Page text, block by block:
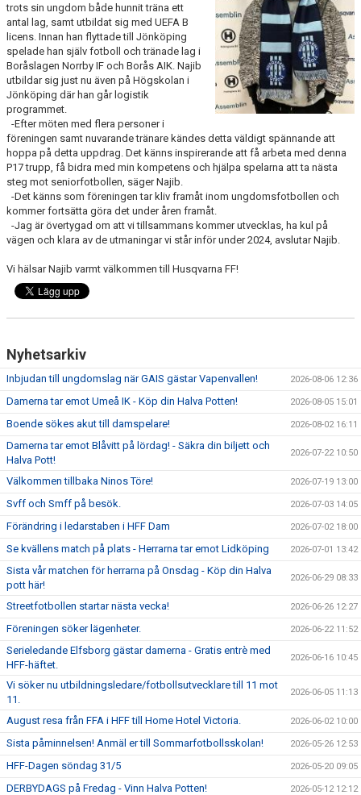
FÖRENINGENS MATCHER
SPONSORER
INTERSPORT
ISSA ISKANDERS MINNESFOND
BOKA DIN HEMMAVINSTLOTT SMIDIGT HÄR
BÖRJA SPELA FOTBOLL I HUSQVARNA FF
BLÅ TRÅDEN
"VAPENDRAGARE 2026"
trots sin ungdom både hunnit träna ett
antal lag, samt utbildat sig med UEFA B
licens. Innan han flyttade till Jönköping
spelade han själv fotboll och tränade lag i
Boråslagen Norrby IF och Borås AIK. Najib
utbildar sig just nu även på Högskolan i
Jönköping där han går logistik
programmet.
-Efter möten med flera personer i
föreningen samt nuvarande tränare kändes detta väldigt spännande att
hoppa på detta uppdrag. Det känns inspirerande att få arbeta med denna
P17 trupp, få bidra med min kompetens och hjälpa spelarna att ta nästa
steg mot seniorfotbollen, säger Najib.
-Det känns som föreningen tar kliv framåt inom ungdomsfotbollen och
kommer fortsätta göra det under åren framåt.
-Jag är övertygad om att vi tillsammans kommer utvecklas, ha kul på
vägen och klara av de utmaningar vi står inför under 2024, avslutar Najib.
Vi hälsar Najib varmt välkommen till Husqvarna FF!
Nyhetsarkiv
Inbjudan till ungdomslag när GAIS gästar Vapenvallen! 2026-08-06 12:36
Damerna tar emot Umeå IK - Köp din Halva Potten! 2026-08-05 15:01
Boende sökes akut till damspelare! 2026-08-02 16:11
Damerna tar emot Blåvitt på lördag! - Säkra din biljett och
Halva Pott!
2026-07-22 10:50
Välkommen tillbaka Ninos Töre! 2026-07-19 13:00
Svff och Smff på besök. 2026-07-03 14:05
Förändring i ledarstaben i HFF Dam 2026-07-02 18:00
Se kvällens match på plats - Herrarna tar emot Lidköping 2026-07-01 13:42
Sista vår matchen för herrarna på Onsdag - Köp din Halva
pott här!
2026-06-29 08:33
Streetfotbollen startar nästa vecka! 2026-06-26 12:27
Föreningen söker lägenheter. 2026-06-22 11:52
Serieledande Elfsborg gästar damerna - Gratis entrè med
HFF-häftet.
2026-06-16 10:45
Vi söker nu utbildningsledare/fotbollsutvecklare till 11 mot
11.
2026-06-05 11:13
August resa från FFA i HFF till Home Hotel Victoria. 2026-06-02 10:00
Sista påminnelsen! Anmäl er till Sommarfotbollsskolan! 2026-05-26 12:53
HFF-Dagen söndag 31/5 2026-05-20 09:05
DERBYDAGS på Fredag - Vinn Halva Potten! 2026-05-12 12:12